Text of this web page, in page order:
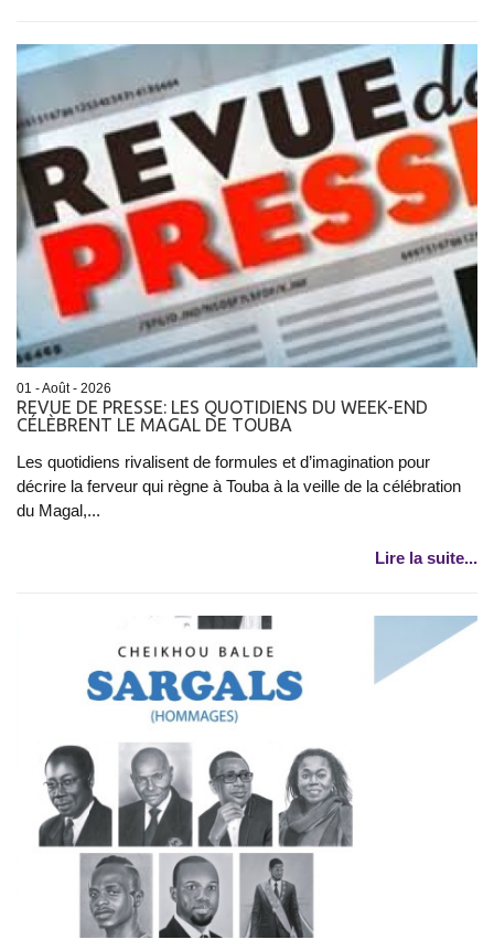
01 - Août - 2026
REVUE DE PRESSE: LES QUOTIDIENS DU WEEK-END
CÉLÈBRENT LE MAGAL DE TOUBA
Les quotidiens rivalisent de formules et d’imagination pour
décrire la ferveur qui règne à Touba à la veille de la célébration
du Magal,...
Lire la suite...